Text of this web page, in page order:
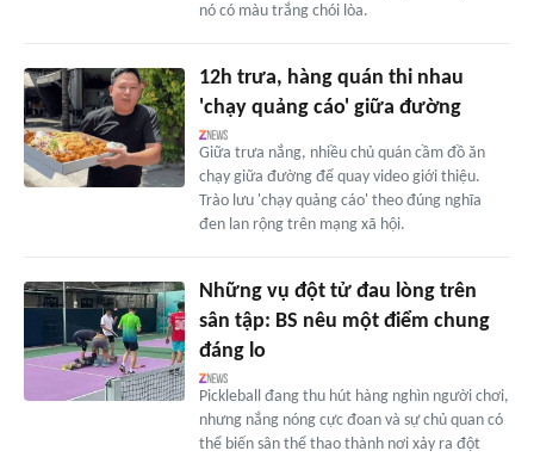
nó có màu trắng chói lòa.
12h trưa, hàng quán thi nhau
'chạy quảng cáo' giữa đường
Giữa trưa nắng, nhiều chủ quán cầm đồ ăn
chạy giữa đường để quay video giới thiệu.
Trào lưu 'chạy quảng cáo' theo đúng nghĩa
đen lan rộng trên mạng xã hội.
Những vụ đột tử đau lòng trên
sân tập: BS nêu một điểm chung
đáng lo
Pickleball đang thu hút hàng nghìn người chơi,
nhưng nắng nóng cực đoan và sự chủ quan có
thể biến sân thể thao thành nơi xảy ra đột